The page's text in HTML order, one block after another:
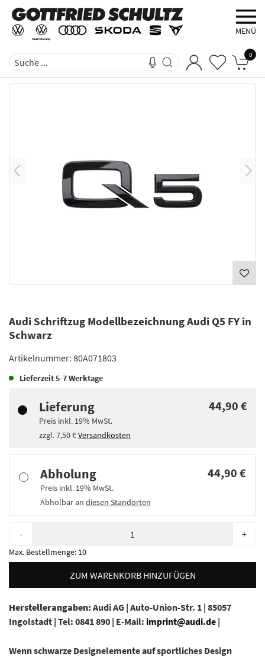
MENÜ
0
Audi Schriftzug Modellbezeichnung Audi Q5 FY in
Schwarz
Artikelnummer: 80A071803
Lieferzeit5-7 Werktage
Lieferung
Preis inkl. 19% MwSt.
zzgl.7,50 €Versandkosten
44,90 €
Abholung
Preis inkl. 19% MwSt.
Abholbar an diesen Standorten
44,90 €
- +
Max. Bestellmenge: 10
ZUM WARENKORB HINZUFÜGEN
Herstellerangaben: Audi AG | Auto-Union-Str. 1 | 85057
Ingolstadt | Tel: 0841 890 | E-Mail: imprint@audi.de |
Wenn schwarze Designelemente auf sportliches Design